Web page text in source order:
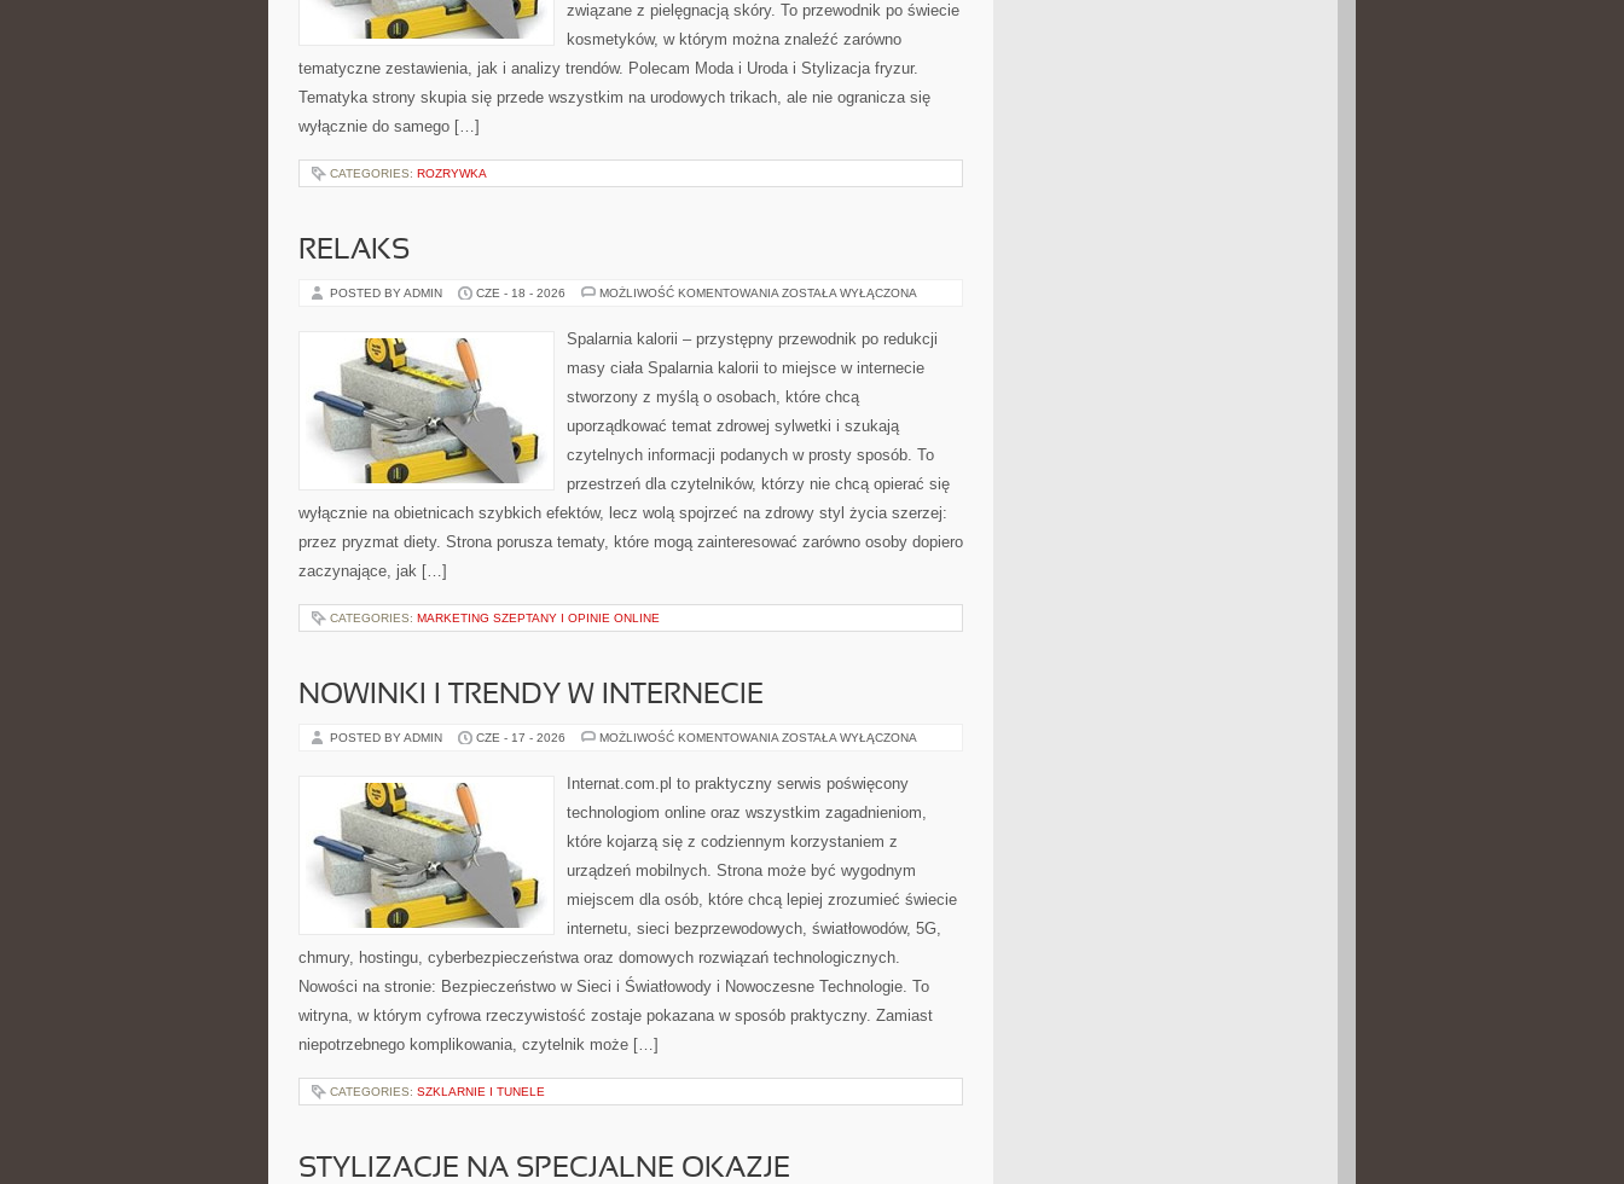
związane z pielęgnacją skóry. To przewodnik po świecie
kosmetyków, w którym można znaleźć zarówno
tematyczne zestawienia, jak i analizy trendów. Polecam Moda i Uroda i Stylizacja fryzur.
Tematyka strony skupia się przede wszystkim na urodowych trikach, ale nie ogranicza się
wyłącznie do samego […]
CATEGORIES: ROZRYWKA
RELAKS
POSTED BY ADMIN CZE - 18 - 2026 MOŻLIWOŚĆ KOMENTOWANIA RELAKS
ZOSTAŁA WYŁĄCZONA
Spalarnia kalorii – przystępny przewodnik po redukcji
masy ciała Spalarnia kalorii to miejsce w internecie
stworzony z myślą o osobach, które chcą
uporządkować temat zdrowej sylwetki i szukają
czytelnych informacji podanych w prosty sposób. To
przestrzeń dla czytelników, którzy nie chcą opierać się
wyłącznie na obietnicach szybkich efektów, lecz wolą spojrzeć na zdrowy styl życia szerzej:
przez pryzmat diety. Strona porusza tematy, które mogą zainteresować zarówno osoby dopiero
zaczynające, jak […]
CATEGORIES: MARKETING SZEPTANY I OPINIE ONLINE
NOWINKI I TRENDY W INTERNECIE
POSTED BY ADMIN CZE - 17 - 2026 MOŻLIWOŚĆ KOMENTOWANIA NOWINKI
INTERNECIE
ZOSTAŁA WYŁĄCZONA
Internat.com.pl to praktyczny serwis poświęcony
technologiom online oraz wszystkim zagadnieniom,
które kojarzą się z codziennym korzystaniem z
urządzeń mobilnych. Strona może być wygodnym
miejscem dla osób, które chcą lepiej zrozumieć świecie
internetu, sieci bezprzewodowych, światłowodów, 5G,
chmury, hostingu, cyberbezpieczeństwa oraz domowych rozwiązań technologicznych.
Nowości na stronie: Bezpieczeństwo w Sieci i Światłowody i Nowoczesne Technologie. To
witryna, w którym cyfrowa rzeczywistość zostaje pokazana w sposób praktyczny. Zamiast
niepotrzebnego komplikowania, czytelnik może […]
CATEGORIES: SZKLARNIE I TUNELE
STYLIZACJE NA SPECJALNE OKAZJE